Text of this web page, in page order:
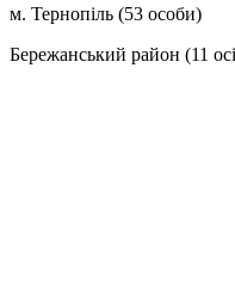
м. Тернопіль (53 особи)
Бережанський район (11